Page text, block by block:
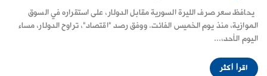
يحافظ سعر صرف الليرة السورية مقابل الدولار، على استقراره في السوق
الموازية، منذ يوم الخميس الفائت. ووفق رصد "اقتصاد"، تراوح الدولار، مساء
اليوم الأحد،...
اقرأ أكثر